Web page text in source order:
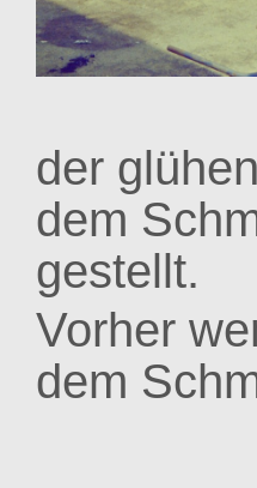
der
dem
gestellt.
Vorher
dem